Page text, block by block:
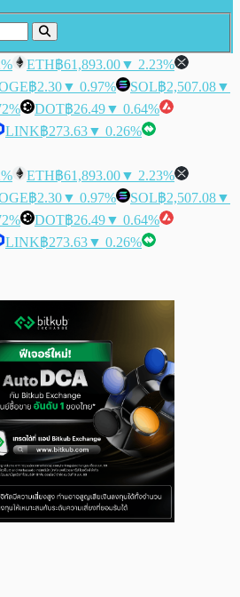
ETH฿61,893.00▼ 2.23%
฿2.30▼ 0.97% SOL฿2,507.08▼
DOT฿26.49▼ 0.64%
LINK฿273.63▼ 0.26%
ETH฿61,893.00▼ 2.23%
฿2.30▼ 0.97% SOL฿2,507.08▼
DOT฿26.49▼ 0.64%
LINK฿273.63▼ 0.26%